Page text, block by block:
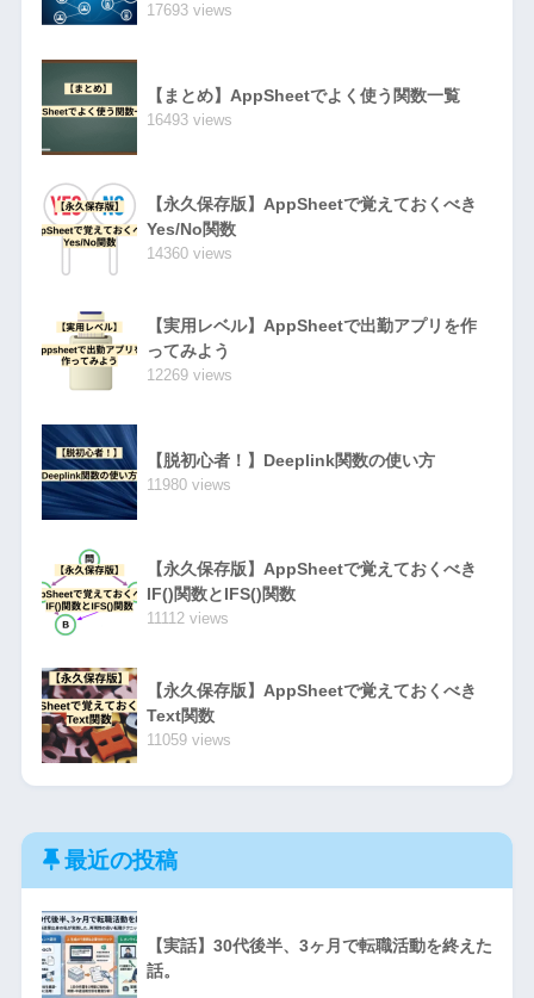
17693 views
【まとめ】AppSheetでよく使う関数一覧
16493 views
【永久保存版】AppSheetで覚えておくべき
Yes/No関数
14360 views
【実用レベル】AppSheetで出勤アプリを作
ってみよう
12269 views
【脱初心者！】Deeplink関数の使い方
11980 views
【永久保存版】AppSheetで覚えておくべき
IF()関数とIFS()関数
11112 views
【永久保存版】AppSheetで覚えておくべき
Text関数
11059 views
最近の投稿
【実話】30代後半、3ヶ月で転職活動を終えた
話。